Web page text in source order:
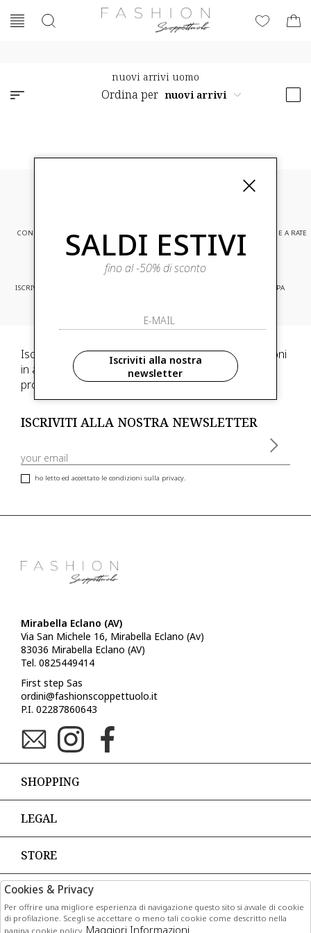
nuovi arrivi uomo
Ordina per
CONSEGNA EXPRESS ASSISTENZA CLIENTI PAGAMENTI SICURI E A RATE
ISCRIVITI ED ACCEDI A PROMOZIONI
CONSEGNA IN TUTTA EUROPA
Iscriviti alla newsletter e scegli di ricevere informazioni
in anteprima ed anticipazioni di collezioni, inoltre,
promozioni esclusive riservate ai nostri clienti VIP
ISCRIVITI ALLA NOSTRA NEWSLETTER
ho letto ed accettato le condizioni sulla privacy.
Mirabella Eclano (AV)
Via San Michele 16, Mirabella Eclano (Av)
83036 Mirabella Eclano (AV)
Tel. 0825449414
First step Sas
ordini@fashionscoppettuolo.it
P.I. 02287860643
SHOPPING
LEGAL
STORE
PAGAMENTI
SALDI ESTIVI
fino al -50% di sconto
Iscriviti alla nostra
newsletter
Cookies & Privacy
Per offrire una migliore esperienza di navigazione questo sito si avvale di cookie
di profilazione. Scegli se accettare o meno tali cookie come descritto nella
pagina cookie policy. Maggiori Informazioni